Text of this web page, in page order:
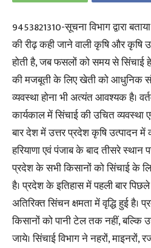
9453821310-सूचना विभाग द्वारा
की रीढ़ कही जाने वाली कृषि और कृषि
होती है, जब फसलों को समय से सिंचाई
की मजबूती के लिए खेती को आधुनिक
व्यवस्था होना भी अत्यंत आवश्यक है।
कार्यकाल में सिंचाई की उचित
बार देश में उत्तर प्रदेश कृषि उत्पादन
हरियाणा एवं पंजाब के बाद तीसरे
प्रदेश के सभी किसानों को सिंचाई के
है। प्रदेश के इतिहास में पहली बार
अतिरिक्त सिंचन क्षमता में वृद्धि हुई
किसानों को पानी टेल तक नहीं,
जाये। सिंचाई विभाग ने नहरों, माइनरों,